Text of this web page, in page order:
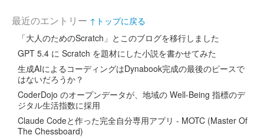
最近のエントリー ↑トップに戻る
「大人のためのScratch」とこのブログを移行しました
GPT 5.4 に Scratch を題材にした小説を書かせてみた
生成AIによるコーディングはDynabook完成の最後のピースで
はないだろうか？
CoderDojo のオープンデータが、地域の Well-Being 指標のデ
ジタル生活指数に採用
Claude Codeと作った完全自分専用アプリ - MOTC (Master Of
The Chessboard)